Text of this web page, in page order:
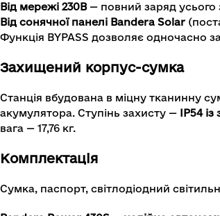
Від мережі 230В— повний заряд усього
Від сонячної панелі Bandera Solar
Функція BYPASS дозволяє одночасно
Захищений корпус-сумка
Станція вбудована в міцну тканинну
акумулятора. Ступінь захисту — IP54
вага — 17,76 кг.
Комплектація
Сумка, паспорт, світлодіодний